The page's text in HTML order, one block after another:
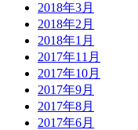
2018年3月
2018年2月
2018年1月
2017年11月
2017年10月
2017年9月
2017年8月
2017年6月